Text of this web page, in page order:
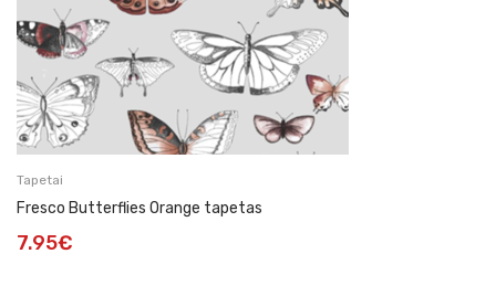
Tapetai
Fresco Butterflies Orange tapetas
7.95€